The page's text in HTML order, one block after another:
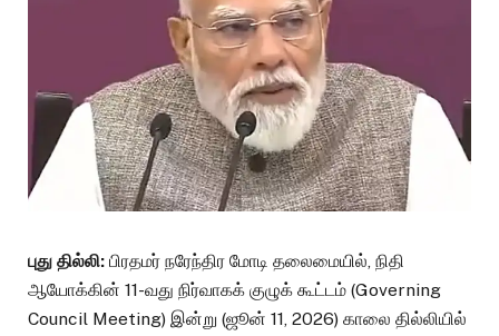
புது தில்லி: பிரதமர் நரேந்திர மோடி தலைமையில், நிதி
ஆயோக்கின் 11-வது நிர்வாகக் குழுக் கூட்டம் (Governing
Council Meeting) இன்று (ஜூன் 11, 2026) காலை தில்லியில்